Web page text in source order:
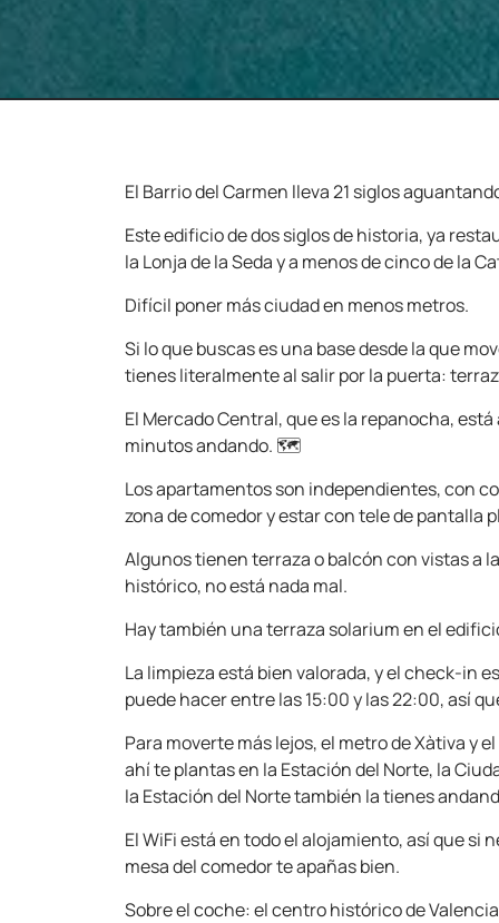
El Barrio del Carmen lleva 21 siglos
Este edificio de dos siglos de historia, ya
la Lonja de la Seda y a menos de cinco de la
Difícil poner más ciudad en menos metros.
Si lo que buscas es una base desde la que
tienes literalmente al salir por la puerta:
El Mercado Central, que es la repanocha,
minutos andando. 🗺️
Los apartamentos son independientes, con
zona de comedor y estar con tele de pantalla
Algunos tienen terraza o balcón con vistas a
histórico, no está nada mal.
Hay también una terraza solarium en el
La limpieza está bien valorada, y el check-in
puede hacer entre las 15:00 y las 22:00, así
Para moverte más lejos, el metro de Xàtiva y
ahí te plantas en la Estación del Norte, la
la Estación del Norte también la tienes
El WiFi está en todo el alojamiento, así que
mesa del comedor te apañas bien.
Sobre el coche: el centro histórico de